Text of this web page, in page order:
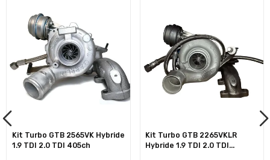
Kit Turbo GTB 2565VK Hybride
1.9 TDI 2.0 TDI 405ch
Kit Turbo GTB 2265VKLR
Hybride 1.9 TDI 2.0 TDI...